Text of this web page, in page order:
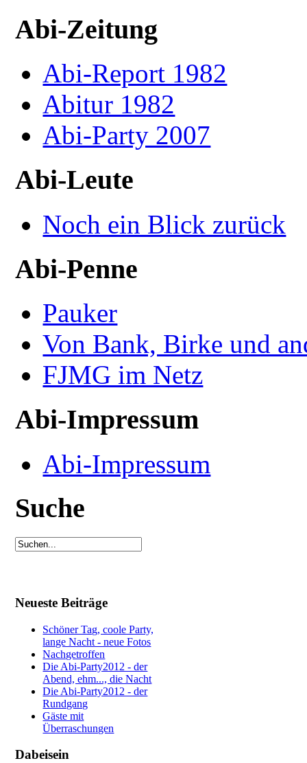
Abi-Zeitung
Abi-Report 1982
Abitur 1982
Abi-Party 2007
Abi-Leute
Noch ein Blick zurück
Abi-Penne
Pauker
Von Bank, Birke und
FJMG im Netz
Abi-Impressum
Abi-Impressum
Suche
Neueste Beiträge
Schöner Tag, coole Party,
lange Nacht - neue Fotos
Nachgetroffen
Die Abi-Party2012 - der
Abend, ehm..., die Nacht
Die Abi-Party2012 - der
Rundgang
Gäste mit
Überraschungen
Dabeisein